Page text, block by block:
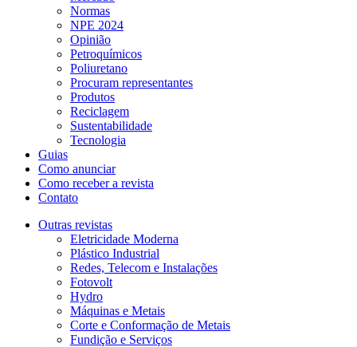
Normas
NPE 2024
Opinião
Petroquímicos
Poliuretano
Procuram representantes
Produtos
Reciclagem
Sustentabilidade
Tecnologia
Guias
Como anunciar
Como receber a revista
Contato
Outras revistas
Eletricidade Moderna
Plástico Industrial
Redes, Telecom e Instalações
Fotovolt
Hydro
Máquinas e Metais
Corte e Conformação de Metais
Fundição e Serviços